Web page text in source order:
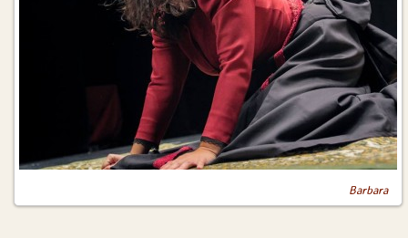
Barbara